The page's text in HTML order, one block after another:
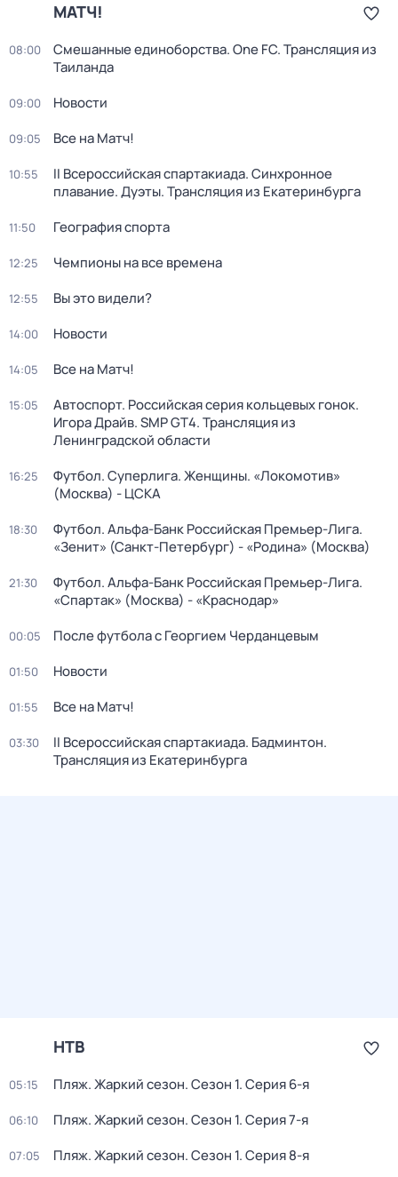
МАТЧ!
08:00
Смешанные единоборства. One FC. Трансляция из
Таиланда
09:00 Новости
09:05 Все на Матч!
10:55
II Всероссийская спартакиада. Синхронное
плавание. Дуэты. Трансляция из Екатеринбурга
11:50 География спорта
12:25 Чемпионы на все времена
12:55 Вы это видели?
14:00 Новости
14:05 Все на Матч!
15:05
Автоспорт. Российская серия кольцевых гонок.
Игора Драйв. SMP GT4. Трансляция из
Ленинградской области
16:25
Футбол. Суперлига. Женщины. «Локомотив»
(Москва) - ЦСКА
18:30
Футбол. Альфа-Банк Российская Премьер-Лига.
«Зенит» (Санкт-Петербург) - «Родина» (Москва)
21:30
Футбол. Альфа-Банк Российская Премьер-Лига.
«Спартак» (Москва) - «Краснодар»
00:05 После футбола с Георгием Черданцевым
01:50 Новости
01:55 Все на Матч!
03:30
II Всероссийская спартакиада. Бадминтон.
Трансляция из Екатеринбурга
НТВ
05:15 Пляж. Жаркий сезон. Сезон 1. Серия 6-я
06:10 Пляж. Жаркий сезон. Сезон 1. Серия 7-я
07:05 Пляж. Жаркий сезон. Сезон 1. Серия 8-я